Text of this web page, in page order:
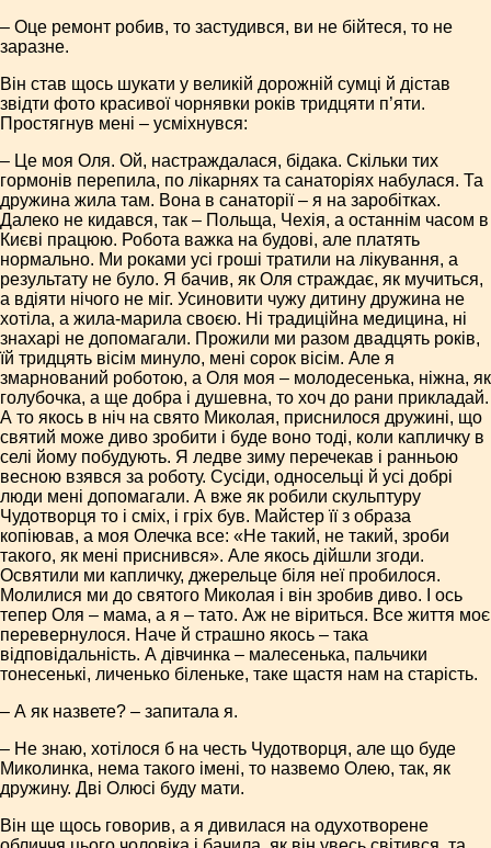
– Оце ремонт робив, то застудився, ви не бійтеся, то не
заразне.
Він став щось шукати у великій дорожній сумці й дістав
звідти фото красивої чорнявки років тридцяти п’яти.
Простягнув мені – усміхнувся:
– Це моя Оля. Ой, настраждалася, бідака. Скільки тих
гормонів перепила, по лікарнях та санаторіях набулася. Та
дружина жила там. Вона в санаторії – я на заробітках.
Далеко не кидався, так – Польща, Чехія, а останнім часом в
Києві працюю. Робота важка на будові, але платять
нормально. Ми роками усі гроші тратили на лікування, а
результату не було. Я бачив, як Оля страждає, як мучиться,
а вдіяти нічого не міг. Усиновити чужу дитину дружина не
хотіла, а жила-марила своєю. Ні традиційна медицина, ні
знахарі не допомагали. Прожили ми разом двадцять років,
їй тридцять вісім минуло, мені сорок вісім. Але я
змарнований роботою, а Оля моя – молодесенька, ніжна, як
голубочка, а ще добра і душевна, то хоч до рани прикладай.
А то якось в ніч на свято Миколая, приснилося дружині, що
святий може диво зробити і буде воно тоді, коли капличку в
селі йому побудують. Я ледве зиму перечекав і ранньою
весною взявся за роботу. Сусіди, односельці й усі добрі
люди мені допомагали. А вже як робили скульптуру
Чудотворця то і сміх, і гріх був. Майстер її з образа
копіював, а моя Олечка все: «Не такий, не такий, зроби
такого, як мені приснився». Але якось дійшли згоди.
Освятили ми капличку, джерельце біля неї пробилося.
Молилися ми до святого Миколая і він зробив диво. І ось
тепер Оля – мама, а я – тато. Аж не віриться. Все життя моє
перевернулося. Наче й страшно якось – така
відповідальність. А дівчинка – малесенька, пальчики
тонесенькі, личенько біленьке, таке щастя нам на старість.
– А як назвете? – запитала я.
– Не знаю, хотілося б на честь Чудотворця, але що буде
Миколинка, нема такого імені, то назвемо Олею, так, як
дружину. Дві Олюсі буду мати.
Він ще щось говорив, а я дивилася на одухотворене